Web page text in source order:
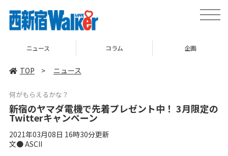
toggle
ニュース コラム 企画
TOP > ニュース
何がもらえるかな？
新宿のヤマダ電機で先着プレゼント中！ 3月限定の
Twitterキャンペーン
2021年03月08日 16時30分更新
文● ASCII